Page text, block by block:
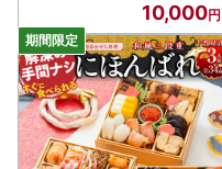
10,000